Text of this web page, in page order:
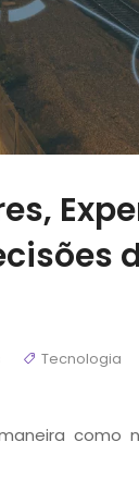
Tecnologia
como